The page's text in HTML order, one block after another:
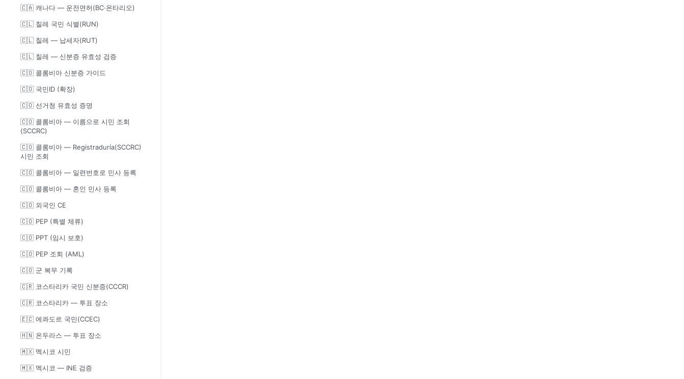
🇨🇦 캐나다 — 운전면허(BC·온타리오)
🇨🇱 칠레 국민 식별(RUN)
🇨🇱 칠레 — 납세자(RUT)
🇨🇱 칠레 — 신분증 유효성 검증
🇨🇴 콜롬비아 신분증 가이드
🇨🇴 국민ID (확장)
🇨🇴 선거청 유효성 증명
🇨🇴 콜롬비아 — 이름으로 시민 조회
(SCCRC)
🇨🇴 콜롬비아 — Registraduría(SCCRC)
시민 조회
🇨🇴 콜롬비아 — 일련번호로 민사 등록
🇨🇴 콜롬비아 — 혼인 민사 등록
🇨🇴 외국인 CE
🇨🇴 PEP (특별 체류)
🇨🇴 PPT (임시 보호)
🇨🇴 PEP 조회 (AML)
🇨🇴 군 복무 기록
🇨🇷 코스타리카 국민 신분증(CCCR)
🇨🇷 코스타리카 — 투표 장소
🇪🇨 에콰도르 국민(CCEC)
🇭🇳 온두라스 — 투표 장소
🇲🇽 멕시코 시민
🇲🇽 멕시코 — INE 검증